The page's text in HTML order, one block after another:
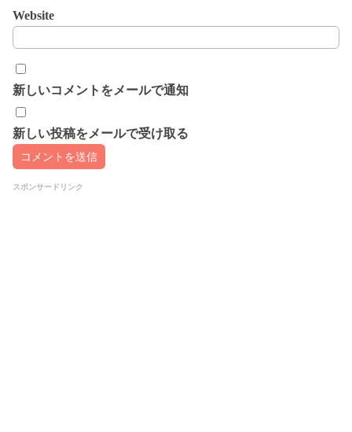
Website
新しいコメントをメールで通知
新しい投稿をメールで受け取る
スポンサードリンク